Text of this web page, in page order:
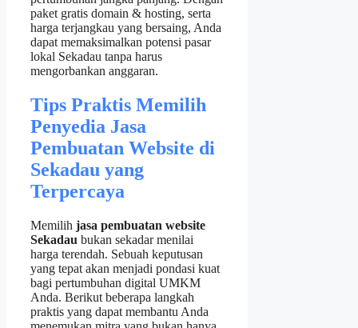
paket gratis domain & hosting, serta
harga terjangkau yang bersaing, Anda
dapat memaksimalkan potensi pasar
lokal Sekadau tanpa harus
mengorbankan anggaran.
Tips Praktis Memilih
Penyedia Jasa
Pembuatan Website di
Sekadau yang
Terpercaya
Memilih jasa pembuatan website
Sekadau bukan sekadar menilai
harga terendah. Sebuah keputusan
yang tepat akan menjadi pondasi kuat
bagi pertumbuhan digital UMKM
Anda. Berikut beberapa langkah
praktis yang dapat membantu Anda